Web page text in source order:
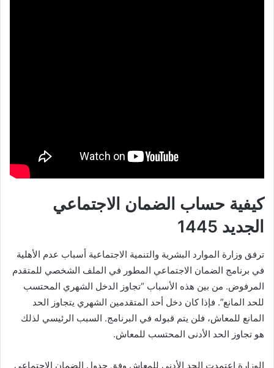
كيفية حساب الضمان الاجتماعي
الجديد 1445
ترفق وزارة الموارد البشرية والتنمية الاجتماعية أسباب عدم الأهلية
في برنامج الضمان الاجتماعي المطور في الملف الشخصي للمتقدم
المرفوض. من بين هذه الأسباب “تجاوز الدخل الشهري المحتسب
للحد المانع”. فإذا كان دخل أحد المتقدمين الشهري يتجاوز الحد
المانع للمعاش، فلن يتم قبوله في البرنامج. السبب الرئيسي لذلك
هو تجاوز الحد الأدنى المحتسب للمعاش.
الوزارة اعتمدت الحد الأدنى للمعاش وفق جدول الضمان الاجتماعي